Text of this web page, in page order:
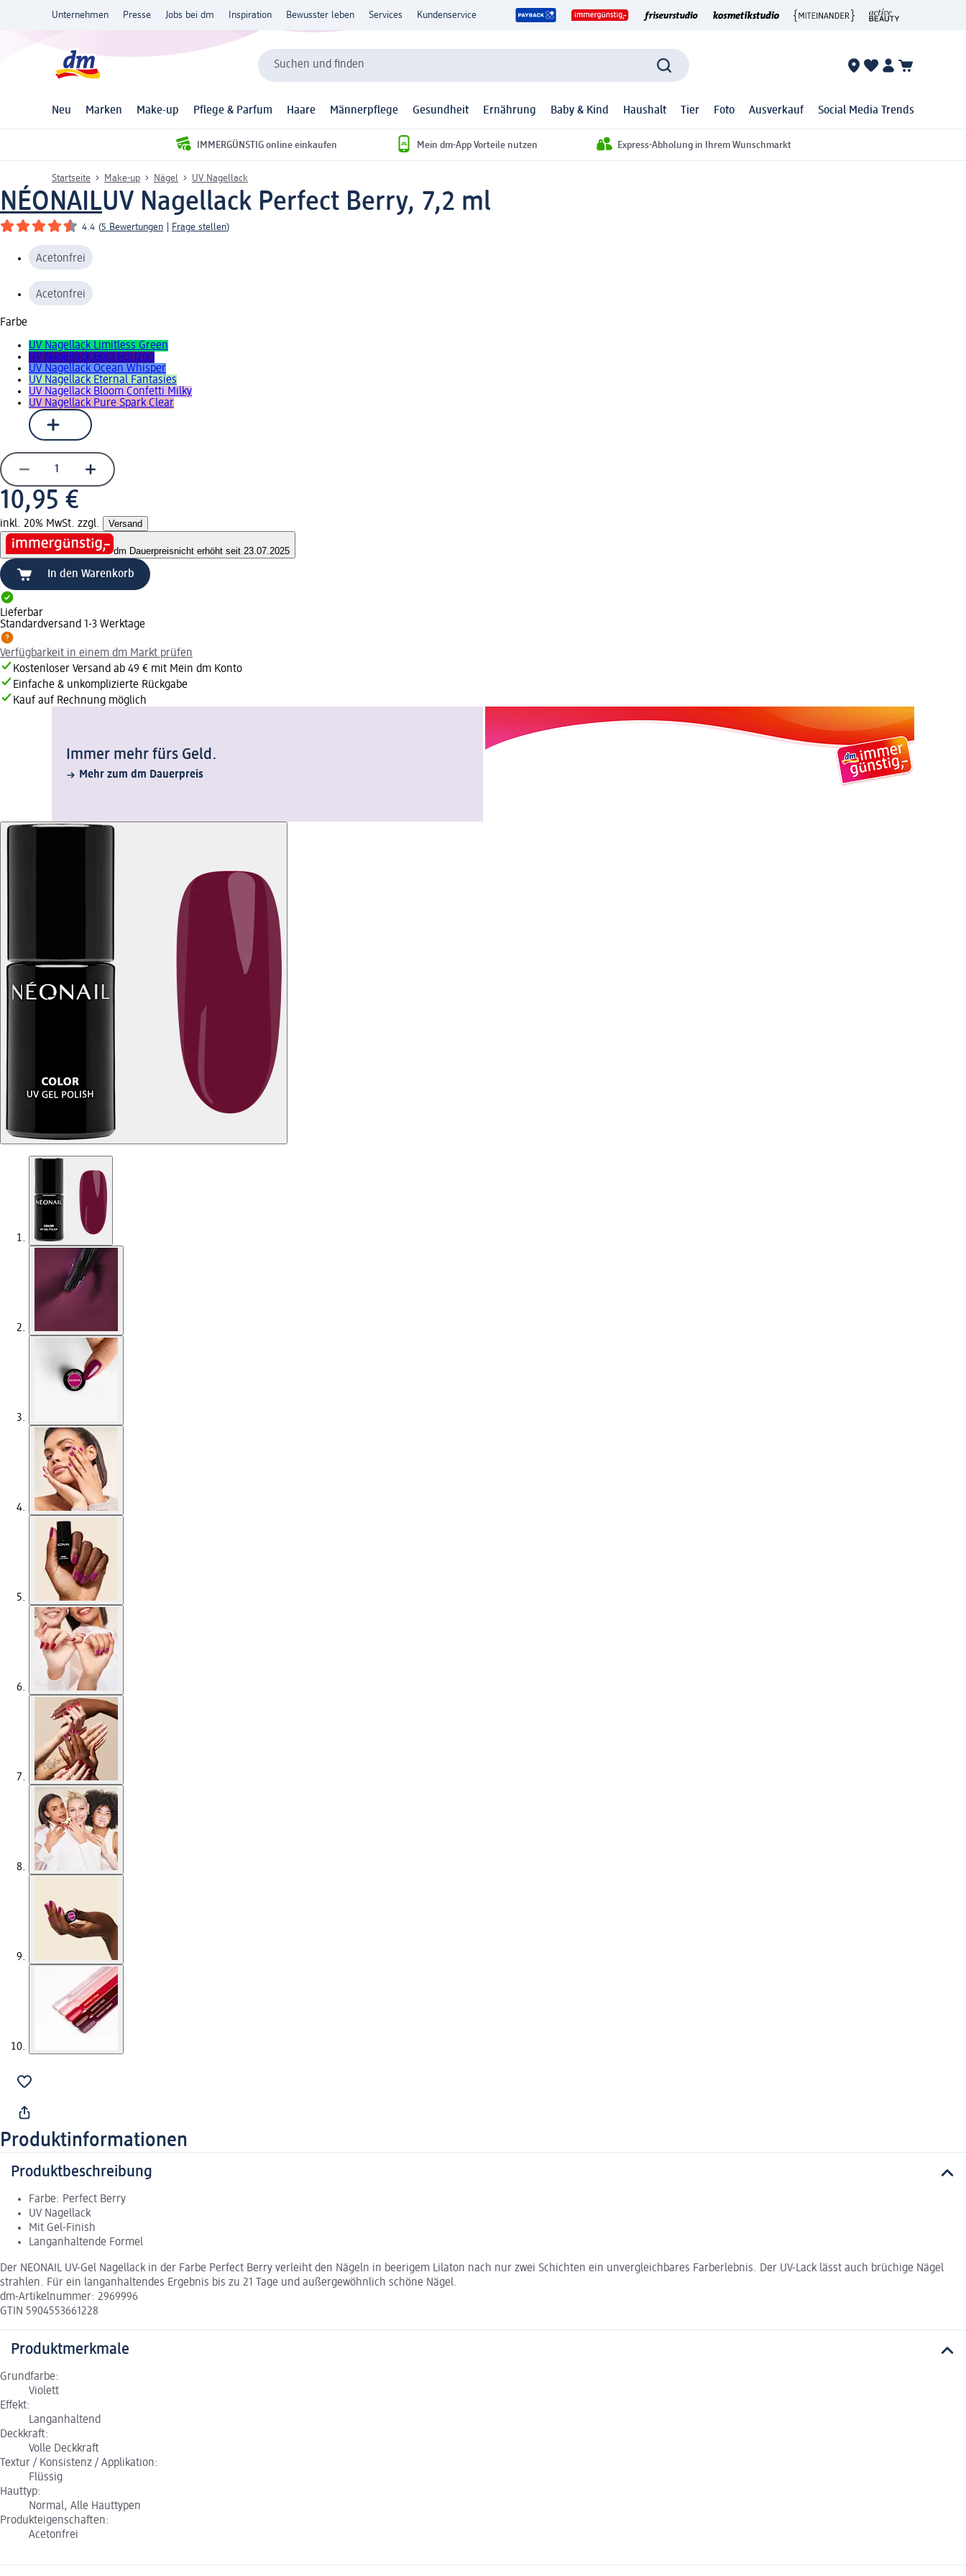
Unternehmen Presse Jobs bei dm Inspiration Bewusster leben Services Kundenservice
Suchen und finden
Neu Marken Make-up Pflege & Parfum Haare Männerpflege Gesundheit Ernährung Baby & Kind Haushalt Tier Foto Ausverkauf Social Media Trends
IMMERGÜNSTIG online einkaufen Mein dm-App Vorteile nutzen Express-Abholung in Ihrem Wunschmarkt
Startseite Make-up Nägel UV Nagellack
NÉONAILUV Nagellack Perfect Berry, 7,2 ml
4.4 (5 Bewertungen Frage stellen)
Acetonfrei
Acetonfrei
Farbe
UV Nagellack Limitless Green
UV Nagellack Bold Horizon
UV Nagellack Ocean Whisper
UV Nagellack Eternal Fantasies
UV Nagellack Bloom Confetti Milky
UV Nagellack Pure Spark Clear
10,95 €
inkl. 20% MwSt. zzgl. Versand
dm Dauerpreisnicht erhöht seit 23.07.2025
In den Warenkorb
Lieferbar
Standardversand 1-3 Werktage
Verfügbarkeit in einem dm Markt prüfen
Kostenloser Versand ab 49 € mit Mein dm Konto
Einfache & unkomplizierte Rückgabe
Kauf auf Rechnung möglich
Immer mehr fürs Geld.
Mehr zum dm Dauerpreis
Produktinformationen
Produktbeschreibung
Farbe: Perfect Berry
UV Nagellack
Mit Gel-Finish
Langanhaltende Formel
Der NEONAIL UV-Gel Nagellack in der Farbe Perfect Berry verleiht den Nägeln in beerigem Lilaton nach nur zwei Schichten ein unvergleichbares Farberlebnis. Der UV-Lack lässt auch brüchige Nägel
strahlen. Für ein langanhaltendes Ergebnis bis zu 21 Tage und außergewöhnlich schöne Nägel.
dm-Artikelnummer: 2969996
GTIN 5904553661228
Produktmerkmale
Grundfarbe:
Violett
Effekt:
Langanhaltend
Deckkraft:
Volle Deckkraft
Textur / Konsistenz / Applikation:
Flüssig
Hauttyp:
Normal, Alle Hauttypen
Produkteigenschaften:
Acetonfrei